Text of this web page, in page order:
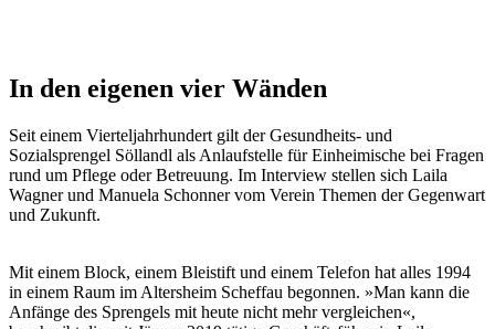
In den eigenen vier Wänden
Seit einem Vierteljahrhundert gilt der Gesundheits- und
Sozialsprengel Söllandl als Anlaufstelle für Einheimische bei Fragen
rund um Pflege oder Betreuung. Im Interview stellen sich Laila
Wagner und Manuela Schonner vom Verein Themen der Gegenwart
und Zukunft.
Mit einem Block, einem Bleistift und einem Telefon hat alles 1994
in einem Raum im Altersheim Scheffau begonnen. »Man kann die
Anfänge des Sprengels mit heute nicht mehr vergleichen«,